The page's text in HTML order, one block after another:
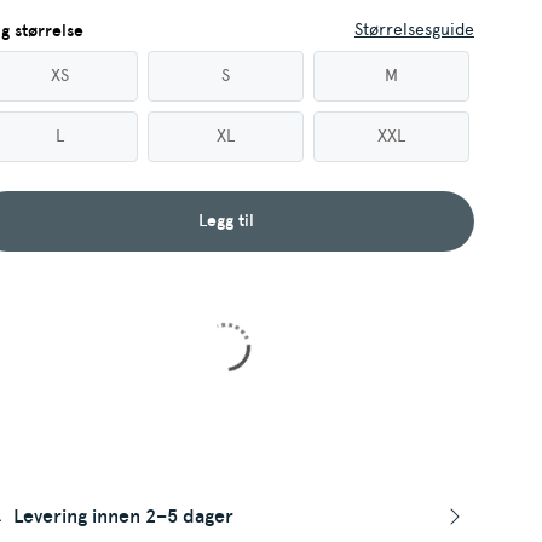
størrelse Størrelsesguide
XS S M
L XL XXL
Legg til
Levering innen 2–5 dager